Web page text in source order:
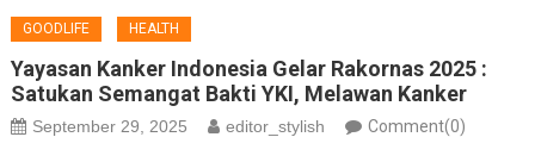
GOODLIFE HEALTH
Yayasan Kanker Indonesia Gelar Rakornas 2025 :
Satukan Semangat Bakti YKI, Melawan Kanker
September 29, 2025 editor_stylish Comment(0)